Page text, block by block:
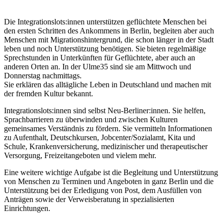
Die Integrationslots:innen unterstützen geflüchtete Menschen bei
den ersten Schritten des Ankommens in Berlin, begleiten aber auch
Menschen mit Migrationshintergrund, die schon länger in der Stadt
leben und noch Unterstützung benötigen. Sie bieten regelmäßige
Sprechstunden in Unterkünften für Geflüchtete, aber auch an
anderen Orten an. In der Ulme35 sind sie am Mittwoch und
Donnerstag nachmittags.
Sie erklären das alltägliche Leben in Deutschland und machen mit
der fremden Kultur bekannt.
Integrationslots:innen sind selbst Neu-Berliner:innen. Sie helfen,
Sprachbarrieren zu überwinden und zwischen Kulturen
gemeinsames Verständnis zu fördern. Sie vermitteln Informationen
zu Aufenthalt, Deutschkursen, Jobcenter/Sozialamt, Kita und
Schule, Krankenversicherung, medizinischer und therapeutischer
Versorgung, Freizeitangeboten und vielem mehr.
Eine weitere wichtige Aufgabe ist die Begleitung und Unterstützung
von Menschen zu Terminen und Angeboten in ganz Berlin und die
Unterstützung bei der Erledigung von Post, dem Ausfüllen von
Anträgen sowie der Verweisberatung in spezialisierten
Einrichtungen.